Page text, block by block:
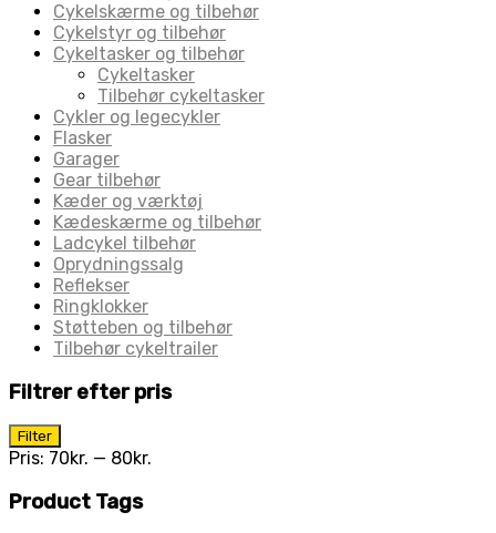
Cykelskærme og tilbehør
Cykelstyr og tilbehør
Cykeltasker og tilbehør
Cykeltasker
Tilbehør cykeltasker
Cykler og legecykler
Flasker
Garager
Gear tilbehør
Kæder og værktøj
Kædeskærme og tilbehør
Ladcykel tilbehør
Oprydningssalg
Reflekser
Ringklokker
Støtteben og tilbehør
Tilbehør cykeltrailer
Filtrer efter pris
Mindste
pris
Højeste
pris
Filter
Pris: 70kr. — 80kr.
Product Tags